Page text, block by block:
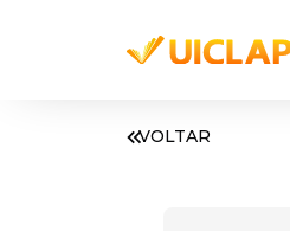
VOLTAR